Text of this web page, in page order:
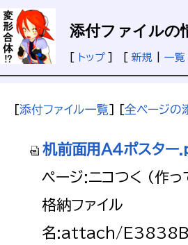
添付ファイルの
トップ] [ 新規 一覧
[添付ファイル一覧] [全ページの
机前面用Ａ４ポスタ
ページ:ニコつく (作
格納ファイル
名:attach/